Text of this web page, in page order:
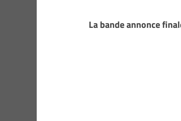
La bande annonce